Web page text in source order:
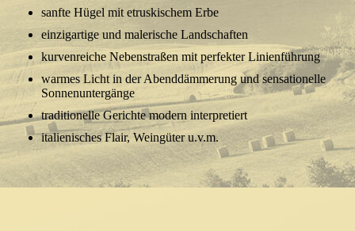
sanfte Hügel mit etruskischem Erbe
einzigartige und malerische Landschaften
kurvenreiche Nebenstraßen mit perfekter Linienführung
warmes Licht in der Abenddämmerung und sensationelle
Sonnenuntergänge
traditionelle Gerichte modern interpretiert
italienisches Flair, Weingüter u.v.m.